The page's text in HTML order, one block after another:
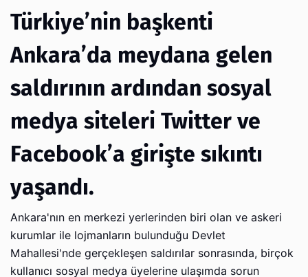
Türkiye’nin başkenti
Ankara’da meydana gelen
saldırının ardından sosyal
medya siteleri Twitter ve
Facebook’a girişte sıkıntı
yaşandı.
Ankara'nın en merkezi yerlerinden biri olan ve askeri
kurumlar ile lojmanların bulunduğu Devlet
Mahallesi'nde gerçekleşen saldırılar sonrasında, birçok
kullanıcı sosyal medya üyelerine ulaşımda sorun